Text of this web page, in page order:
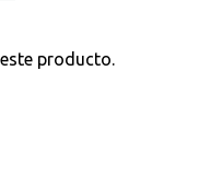
producto.